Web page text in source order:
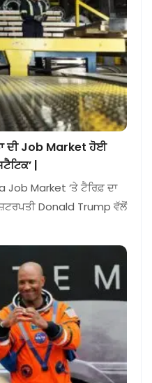
ਦੀ Job Market ਹੋਈ
|
Market ‘ਤੇ ਟੈਰਿਫ਼ ਦਾ
Donald Trump ਵੱਲੋਂ